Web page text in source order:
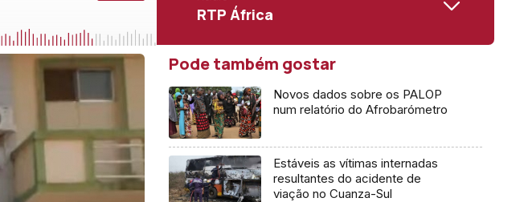
RTP África
Pode também gostar
Novos dados sobre os PALOP
num relatório do Afrobarómetro
Estáveis as vítimas internadas
resultantes do acidente de
viação no Cuanza-Sul